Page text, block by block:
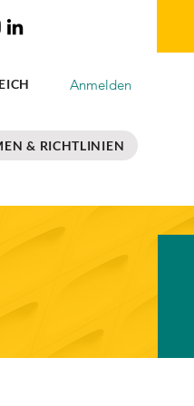
Anmelden
& RICHTLINIEN